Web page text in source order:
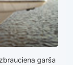
garša